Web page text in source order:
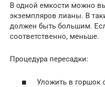
В одной емкости можно
экземпляров лианы. В
должен быть большим.
соответственно, меньше.
Процедура пересадки:
Уложить в горшок